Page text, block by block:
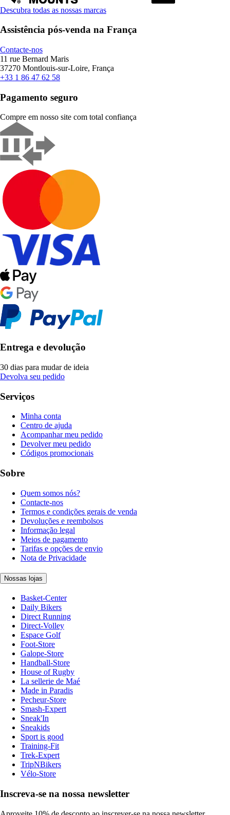
Descubra todas as nossas marcas
Assistência pós-venda na França
Contacte-nos
11 rue Bernard Maris
37270 Montlouis-sur-Loire, França
+33 1 86 47 62 58
Pagamento seguro
Compre em nosso site com total confiança
Entrega e devolução
30 dias para mudar de ideia
Devolva seu pedido
Serviços
Minha conta
Centro de ajuda
Acompanhar meu pedido
Devolver meu pedido
Códigos promocionais
Sobre
Quem somos nós?
Contacte-nos
Termos e condições gerais de venda
Devoluções e reembolsos
Informação legal
Meios de pagamento
Tarifas e opções de envio
Nota de Privacidade
Nossas lojas
Basket-Center
Daily Bikers
Direct Running
Direct-Volley
Espace Golf
Foot-Store
Galope-Store
Handball-Store
House of Rugby
La sellerie de Maé
Made in Paradis
Pecheur-Store
Smash-Expert
Sneak'In
Sneakids
Sport is good
Training-Fit
Trek-Expert
TripNBikers
Vélo-Store
Inscreva-se na nossa newsletter